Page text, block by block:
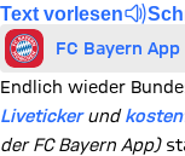
Text vorlesen
FC Bayern App
Endlich wieder
Livetickerund
der FC Bayern App)